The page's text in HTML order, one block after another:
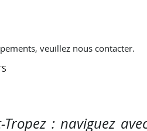
veuillez nous contacter.
: naviguez